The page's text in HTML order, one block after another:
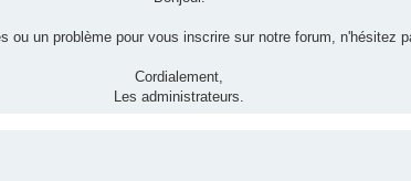
ou un problème pour vous inscrire sur notre forum, n'hésitez
Cordialement,
Les administrateurs.